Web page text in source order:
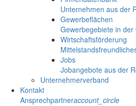
Unternehmen aus der
Gewerbeflächen
Gewerbegebiete in der
Wirtschaftsförderung
Jobs
Jobangebote aus der
Unternehmerverband
Kontakt
Ansprechpartneraccount_circle